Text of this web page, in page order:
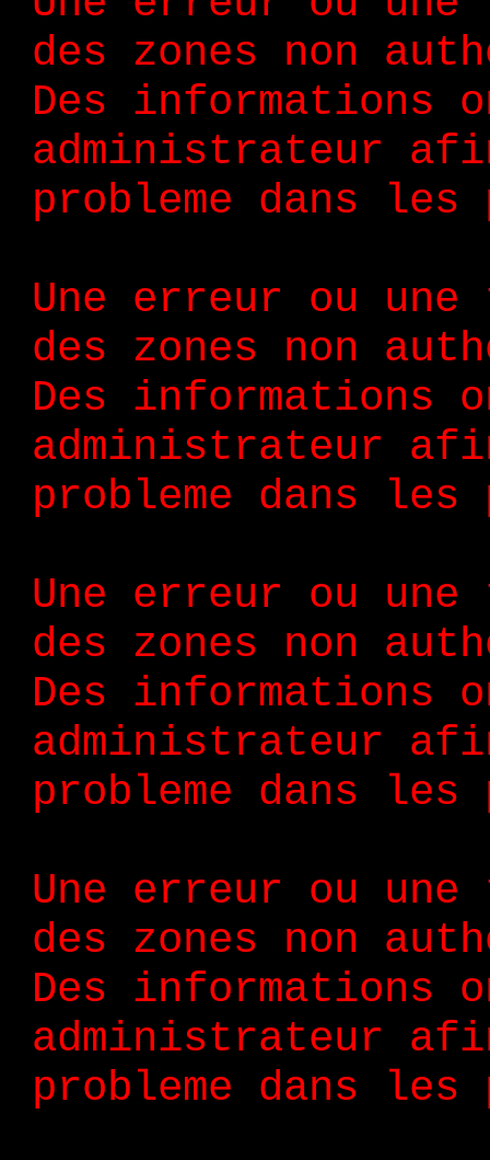
des zones non
Des informations
administrateur
probleme dans
Une erreur ou
des zones non
Des informations
administrateur
probleme dans
Une erreur ou
des zones non
Des informations
administrateur
probleme dans
Une erreur ou
des zones non
Des informations
administrateur
probleme dans